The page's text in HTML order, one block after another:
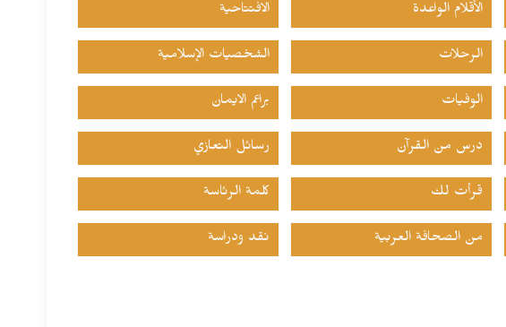
الأقلام الواعدة الافتتاحية
الرحلات الشخصيات الإسلامية
الوفيات براعم الايمان
درس من القرآن رسائل التعازي
قرأت لك كلمة الرئاسة
من الصحافة العربية نقد ودراسة